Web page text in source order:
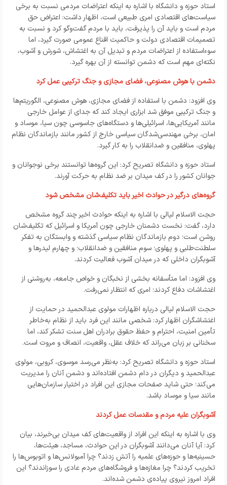
استاد حوزه و دانشگاه با اشاره به اینکه اعتراضات مردمی نسبت به برخی
سیاست‌های اقتصادی امری طبیعی است، اظهار داشت: اعتراض حق
مردم است و باید آن را پذیرفت، باید با مردم گفت‌وگو کرد و نسبت به
تصمیمات اقتصادی دولت و حاکمیت اقناع عمومی صورت گیرد، اما
سوءاستفاده از اعتراضات مردم و تبدیل آن به اغتشاش، شورش و آشوب،
نکته‌ای مهم است که دشمن توانسته از آن بهره گیرد.
دشمن با هوش مصنوعی، فضای مجازی و جنگ ترکیبی عمل کرد
وی افزود: دشمن با استفاده از فضای مجازی، هوش مصنوعی، الگوریتم‌ها
و جنگ ترکیبی موفق شد ابزاری ایجاد کند که جدای از عوامل خارجی
مانند آمریکایی‌ها، اسرائیلی‌ها و دستگاه‌های جاسوسی چون سیا، موساد و
امان، برخی مهندسی‌شدگان سیاسی خارج از کشور مانند بازماندگان نظام
پهلوی، منافقین و ضدانقلاب را به کار گیرد.
استاد حوزه و دانشگاه تصریح کرد: این گروه‌ها توانستند برخی نوجوانان و
جوانان کشور را در کف میدان بر ضد نظام به حرکت آورند.
گروه‌های درگیر در حوادث اخیر باید تکلیف‌شان مشخص شود
حجت الاسلام لیالی با اشاره به اینکه حوادث اخیر چند گروه مشخص
دارد، گفت: نخست دشمنان خارجی چون آمریکا و اسرائیل که تکلیف‌شان
روشن است؛ دوم بازماندگان نظام سیاسی گذشته و وابستگان به تفکر
سلطنت‌طلبی و پهلوی؛ سوم منافقین و ضدانقلاب؛ و چهارم لیدرها و
آشوبگران داخلی که در میدان آشوب فعالیت کردند.
وی افزود: اما متأسفانه بخشی از نخبگان و خواص جامعه، به‌روشنی از
اغتشاشات دفاع کردند؛ امری که انتظار نمی‌رفت.
حجت الاسلام لیالی درباره‌ اظهارات مولوی عبدالحمید در حمایت از
اغتشاشگران اظهار کرد: شخصی مانند این فرد باید از نظام به‌خاطر
تأمین امنیت، احترام و حفظ حقوق برادران اهل سنت تشکر کند، اما
سخنانی بر زبان می‌راند که خلاف عقل، واقعیت، انصاف و مروت است.
استاد حوزه و دانشگاه تصریح کرد: به‌نظر می‌رسد موسوی، کروبی، مولوی
عبدالحمید و دیگران در دام دشمن افتاده‌اند و دشمن آنان را مدیریت
می‌کند؛ حتی شاید صفحات مجازی این افراد در اختیار سازمان‌هایی
مانند سیا و موساد باشد.
آشوبگران علیه مردم و مقدسات عمل کردند
وی با اشاره به اینکه این افراد از واقعیت‌های کف میدان بی‌خبرند، بیان
کرد: آیا آنان می‌دانند آشوبگران در این حوادث، مساجد، هیئت‌ها،
حسینیه‌ها و حوزه‌های علمیه را آتش زدند؟ چرا آمبولانس‌ها و اتوبوس‌ها را
تخریب کردند؟ چرا مغازه‌ها و فروشگاه‌های مردم عادی را سوزاندند؟ این
افراد امروز نیروی پیاده‌ی دشمن شده‌اند.